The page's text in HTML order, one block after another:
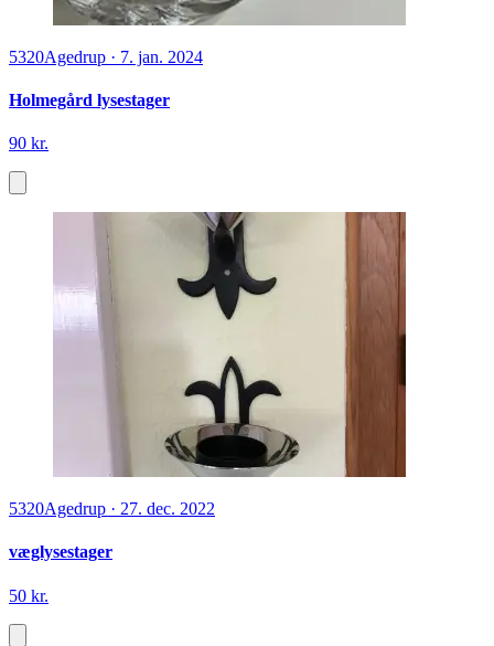
5320Agedrup · 7. jan. 2024
Holmegård lysestager
90 kr.
5320Agedrup · 27. dec. 2022
væglysestager
50 kr.